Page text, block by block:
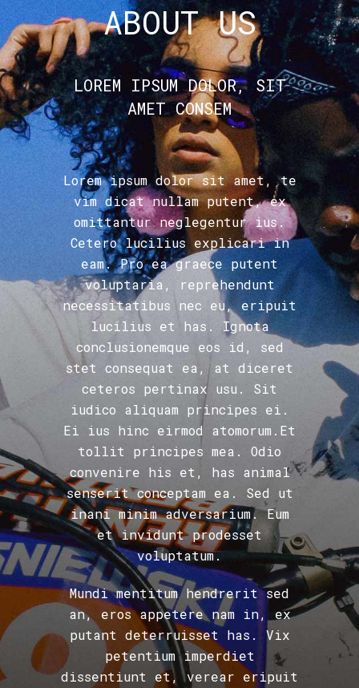
ABOUT US
LOREM IPSUM DOLOR, SIT
AMET CONSEM
Lorem ipsum dolor sit amet, te
vim dicat nullam putent, ex
omittantur neglegentur ius.
Cetero lucilius explicari in
eam. Pro ea graece putent
voluptaria, reprehendunt
necessitatibus nec eu, eripuit
lucilius et has. Ignota
conclusionemque eos id, sed
stet consequat ea, at diceret
ceteros pertinax usu. Sit
iudico aliquam principes ei.
Ei ius hinc eirmod atomorum.Et
tollit principes mea. Odio
convenire his et, has animal
senserit conceptam ea. Sed ut
inani minim adversarium. Eum
et invidunt prodesset
voluptatum.
Mundi mentitum hendrerit sed
an, eros appetere nam in, ex
putant deterruisset has. Vix
petentium imperdiet
dissentiunt et, verear eripuit